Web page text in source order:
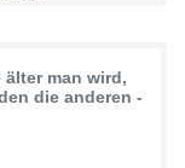
man wird,
die anderen -